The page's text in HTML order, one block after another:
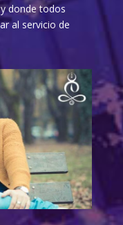
donde todos
al servicio de